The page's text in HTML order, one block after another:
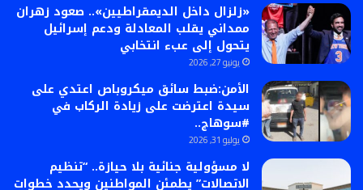
«زلزال داخل الديمقراطيين».. صعود زهران
ممداني يقلب المعادلة ودعم إسرائيل
يتحول إلى عبء انتخابي
يونيو 27, 2026
الأمن:ضبط سائق ميكروباص اعتدي على
سيدة اعترضت على زيادة الركاب في
#سوهاج..
يوليو 31, 2026
لا مسؤولية جنائية بلا حيازة.. “تنظيم
الاتصالات” يطمئن المواطنين ويحدد خطوات